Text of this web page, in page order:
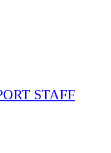
STAFF